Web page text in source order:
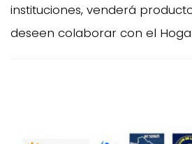
instituciones, venderá
deseen colaborar con el